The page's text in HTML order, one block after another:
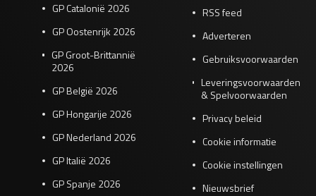
GP Catalonië 2026
GP Oostenrijk 2026
GP Groot-Brittannië
2026
GP België 2026
GP Hongarije 2026
GP Nederland 2026
GP Italië 2026
GP Spanje 2026
RSS feed
Adverteren
Gebruiksvoorwaarden
Leveringsvoorwaarden
& Spelvoorwaarden
Privacy beleid
Cookie informatie
Cookie instellingen
Nieuwsbrief